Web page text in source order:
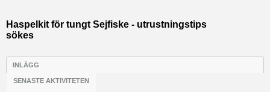
Haspelkit för tungt Sejfiske - utrustningstips
sökes
INLÄGG
SENASTE AKTIVITETEN